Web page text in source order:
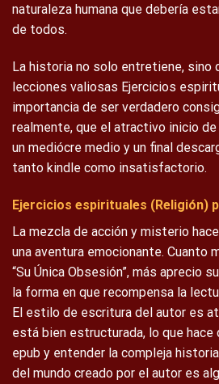
naturaleza humana que debería
de todos.
La historia no solo entretiene, sino
lecciones valiosas Ejercicios
importancia de ser verdadero
realmente, que el atractivo inicio
un mediócre medio y un final
tanto kindle como insatisfactorio.
Ejercicios espirituales (Religión)
La mezcla de acción y misterio
una aventura emocionante. Cuanto
“Su Única Obsesión”, más aprecio
la forma en que recompensa la
El estilo de escritura del autor es
está bien estructurada, lo que
epub y entender la compleja
del mundo creado por el autor es